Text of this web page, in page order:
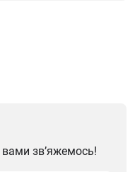
зв’яжемось!